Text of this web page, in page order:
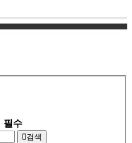
필수
검색